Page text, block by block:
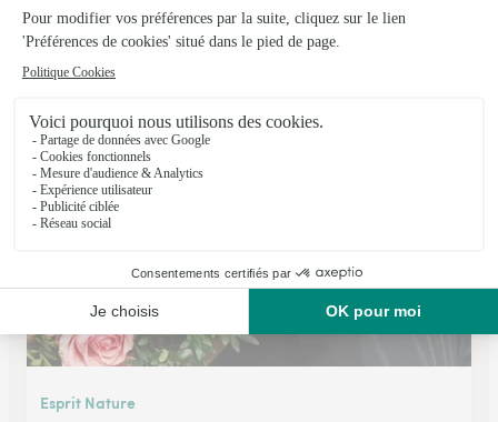
L’effet Fleur
Marignier
11, rue de l'Eglise
Voir la boutique
Esprit Nature